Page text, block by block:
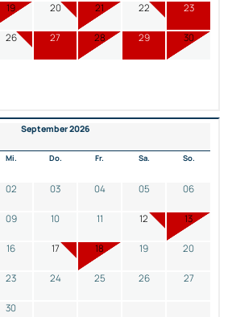
19 20 21 22 23
26 27 28 29 30
September 2026
Mi. Do. Fr. Sa. So.
02 03 04 05 06
09 10 11 12 13
16 17 18 19 20
23 24 25 26 27
30